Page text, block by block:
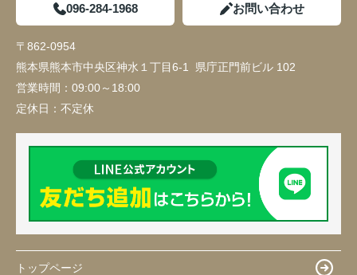
096-284-1968 お問い合わせ
〒862-0954
熊本県熊本市中央区神水１丁目6-1 県庁正門前ビル 102
営業時間： 09:00～18:00
定休日： 不定休
トップページ